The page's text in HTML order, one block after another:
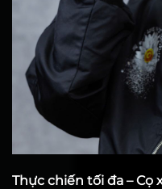
Thực chiến tối đa –